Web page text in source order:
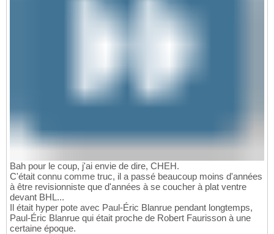
Bah pour le coup, j'ai envie de dire, CHEH.
C'était connu comme truc, il a passé beaucoup moins d'années
à être revisionniste que d'années à se coucher à plat ventre
devant BHL...
Il était hyper pote avec Paul-Éric Blanrue pendant longtemps,
Paul-Éric Blanrue qui était proche de Robert Faurisson à une
certaine époque.